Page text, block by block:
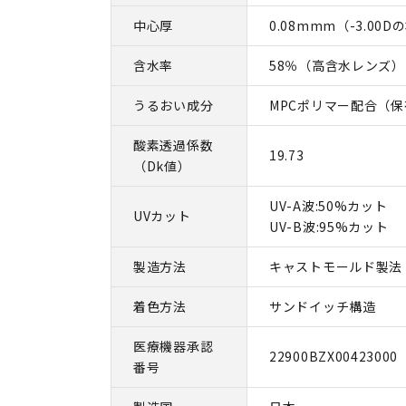
中心厚 0.08mmm（-3.00Dの
含水率 58％（高含水レンズ）
うるおい成分 MPCポリマー配合（保
酸素透過係数
（Dk値）
19.73
UVカット
UV-A波:50%カット
UV-B波:95%カット
製造方法 キャストモールド製法
着色方法 サンドイッチ構造
医療機器承認
番号
22900BZX00423000